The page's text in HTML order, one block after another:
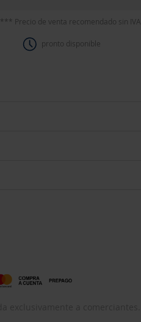
*** Precio de venta recomendado sin IVA
pronto disponible